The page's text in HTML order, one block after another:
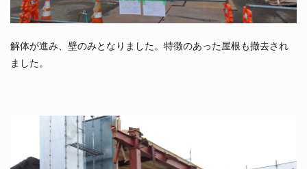
解体が進み、壁のみとなりました。特徴のあった屋根も撤去され
ました。